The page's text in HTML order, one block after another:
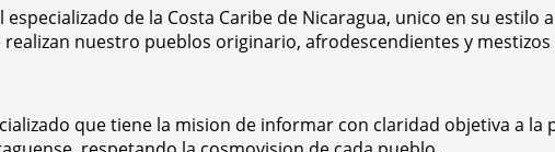
de la Costa Caribe de Nicaragua, unico en su
nuestro pueblos originario, afrodescendientes y mestizos
que tiene la mision de informar con claridad objetiva a